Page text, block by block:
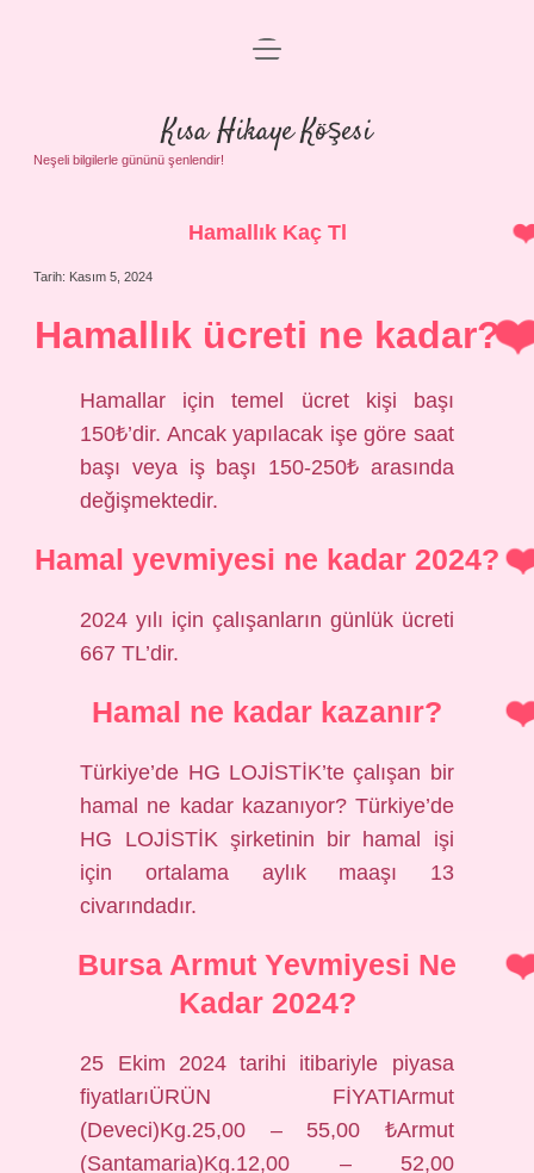
Anasayfa
Yasal Uyarı
menüyü
aç
Kısa Hikaye Köşesi
Neşeli bilgilerle gününü şenlendir!
Hamallık Kaç Tl
Tarih: Kasım 5, 2024
Hamallık ücreti ne kadar?
Hamallar için temel ücret kişi başı
150₺’dir. Ancak yapılacak işe göre saat
başı veya iş başı 150-250₺ arasında
değişmektedir.
Hamal yevmiyesi ne kadar 2024?
2024 yılı için çalışanların günlük ücreti
667 TL’dir.
Hamal ne kadar kazanır?
Türkiye’de HG LOJİSTİK’te çalışan bir
hamal ne kadar kazanıyor? Türkiye’de
HG LOJİSTİK şirketinin bir hamal işi
için ortalama aylık maaşı 13
civarındadır.
Bursa Armut Yevmiyesi Ne
Kadar 2024?
25 Ekim 2024 tarihi itibariyle piyasa
fiyatlarıÜRÜN FİYATIArmut
(Deveci)Kg.25,00 – 55,00 ₺Armut
(Santamaria)Kg.12,00 – 52,00